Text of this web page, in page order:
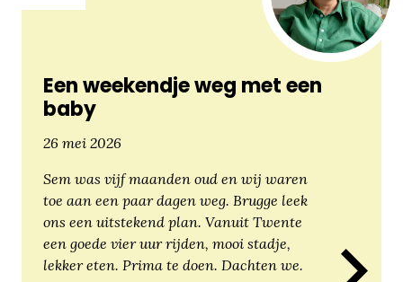
Een weekendje weg met een
baby
26 mei 2026
Sem was vijf maanden oud en wij waren
toe aan een paar dagen weg. Brugge leek
ons een uitstekend plan. Vanuit Twente
een goede vier uur rijden, mooi stadje,
lekker eten. Prima te doen. Dachten we.